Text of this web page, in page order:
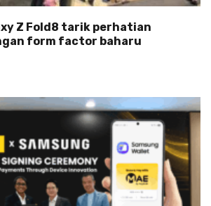
Z Fold8 tarik perhatian
form factor baharu